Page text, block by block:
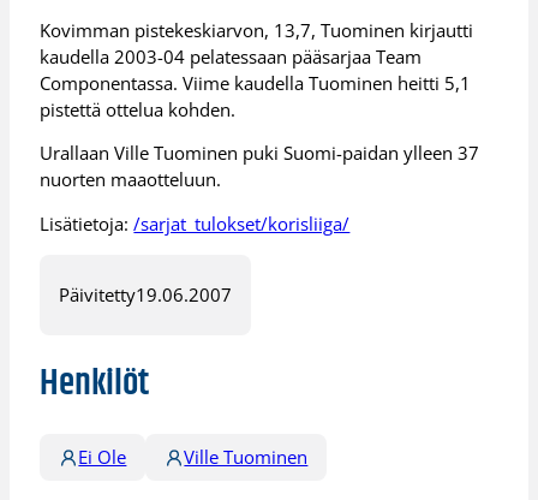
Kovimman pistekeskiarvon, 13,7, Tuominen kirjautti
kaudella 2003-04 pelatessaan pääsarjaa Team
Componentassa. Viime kaudella Tuominen heitti 5,1
pistettä ottelua kohden.
Urallaan Ville Tuominen puki Suomi-paidan ylleen 37
nuorten maaotteluun.
Lisätietoja:/sarjat_tulokset/korisliiga/
Päivitetty19.06.2007
Henkilöt
Ei Ole Ville Tuominen